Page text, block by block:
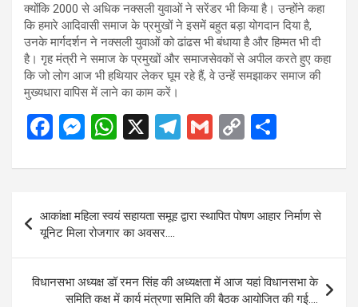
क्योंकि 2000 से अधिक नक्सली युवाओं ने सरेंडर भी किया है। उन्होंने कहा
कि हमारे आदिवासी समाज के प्रमुखों ने इसमें बहुत बड़ा योगदान दिया है,
उनके मार्गदर्शन ने नक्सली युवाओं को ढांढस भी बंधाया है और हिम्मत भी दी
है। गृह मंत्री ने समाज के प्रमुखों और समाजसेवकों से अपील करते हुए कहा
कि जो लोग आज भी हथियार लेकर घूम रहे हैं, वे उन्हें समझाकर समाज की
मुख्यधारा वापिस में लाने का काम करें।
F
ce
b
o
o
k
M
se
n
g
er
W
at
s
A
p
p
X
T
e
a
m
G
ail
C
py
n
k
ar
e
navigation
आकांक्षा महिला स्वयं सहायता समूह द्वारा स्थापित पोषण आहार निर्माण से
यूनिट मिला रोजगार का अवसर….
विधानसभा अध्यक्ष डॉ रमन सिंह की अध्यक्षता में आज यहां विधानसभा के
समिति कक्ष में कार्य मंत्रणा समिति की बैठक आयोजित की गई….